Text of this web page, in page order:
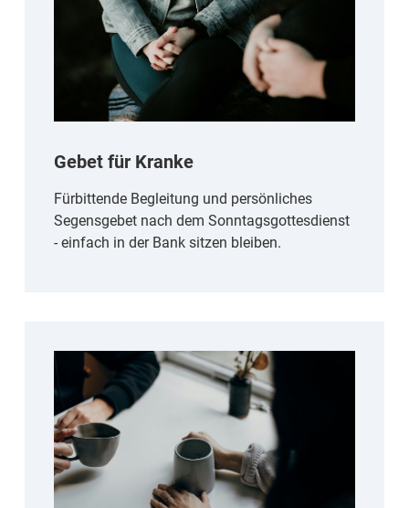
Gebet für Kranke
Fürbittende Begleitung und persönliches
Segensgebet nach dem Sonntagsgottesdienst
- einfach in der Bank sitzen bleiben.